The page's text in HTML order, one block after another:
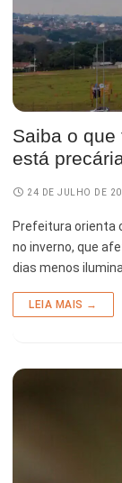
Saiba o
está
24 DE JULHO DE
Prefeitura orienta
no inverno, que
dias menos
LEIA MAIS →